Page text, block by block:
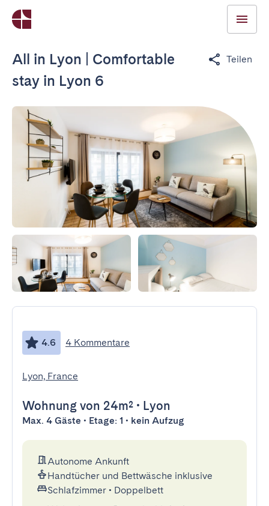
All in Lyon | Comfortable
stay in Lyon 6
Teilen
4.6 4 Kommentare
Lyon, France
Wohnung von 24m² • Lyon
Max. 4 Gäste • Etage: 1 • kein Aufzug
Autonome Ankunft
Handtücher und Bettwäsche inklusive
Schlafzimmer • Doppelbett